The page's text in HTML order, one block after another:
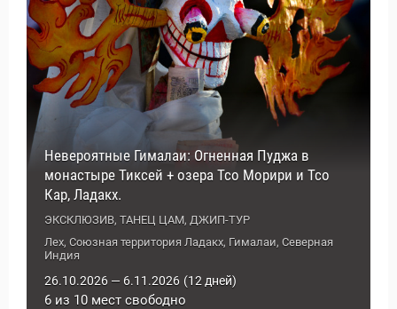
Новости и Отчеты
Невероятные Гималаи: Огненная Пуджа в
монастыре Тиксей + озера Тсо Морири и Тсо
Кар, Ладакх.
ЭКСКЛЮЗИВ, ТАНЕЦ ЦАМ, ДЖИП-ТУР
Лех, Союзная территория Ладакх, Гималаи, Северная
Индия
26.10.2026 — 6.11.2026 (12 дней)
6 из 10 мест свободно